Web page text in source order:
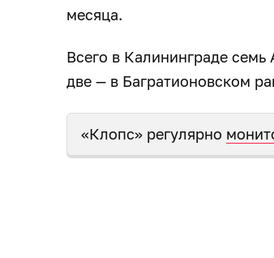
месяца.
Всего в Калининграде
две — в Багратионовском
«Клопс» регулярно